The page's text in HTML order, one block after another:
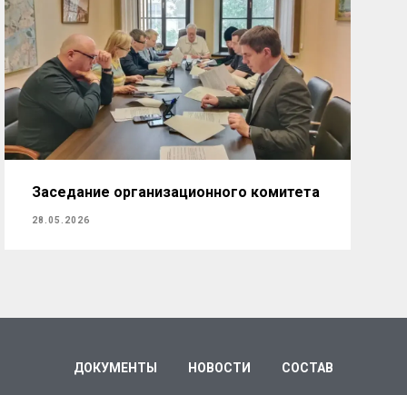
Заседание организационного комитета
28.05.2026
ДОКУМЕНТЫ НОВОСТИ СОСТАВ